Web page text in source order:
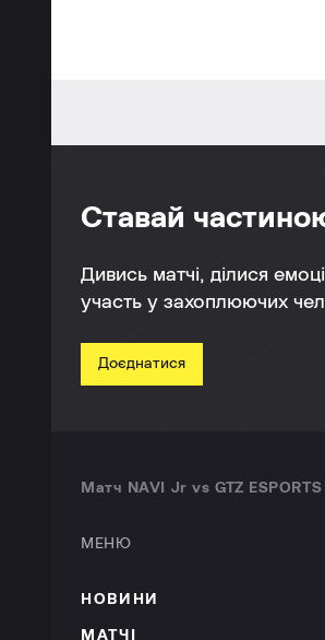
Ставай
Дивись матчі, ділися
участь у захоплюючих
Доєднатися
Матч NAVI Jr vs GTZ
МЕНЮ
НОВИНИ
МАТЧІ